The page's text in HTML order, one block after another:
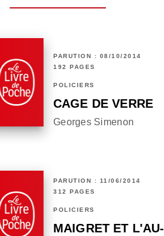
PARUTION : 08/10/2014
192 PAGES
POLICIERS
CAGE DE VERRE
Georges Simenon
PARUTION : 11/06/2014
312 PAGES
POLICIERS
MAIGRET ET L'AU-